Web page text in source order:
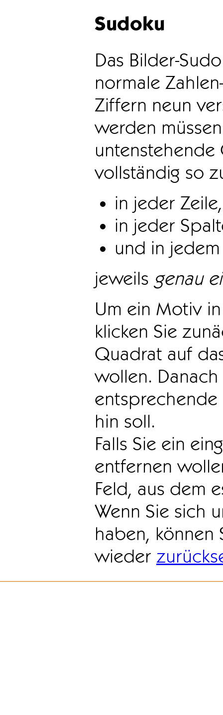
Sudoku
Das Bilder-
normale
Ziffern neun
werden
vollständig so
in jeder Zeile,
in jeder
und in
jeweils genau
Um ein Motiv
klicken Sie
Quadrat auf
wollen.
hin soll.
Falls Sie ein
entfernen
Feld, aus dem
Wenn Sie sich
haben, können
wieder